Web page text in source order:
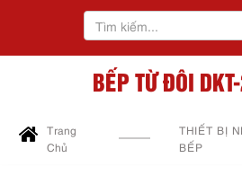
BẾP TỪ ĐÔI
Trang
Chủ
THIẾT BỊ
BẾP